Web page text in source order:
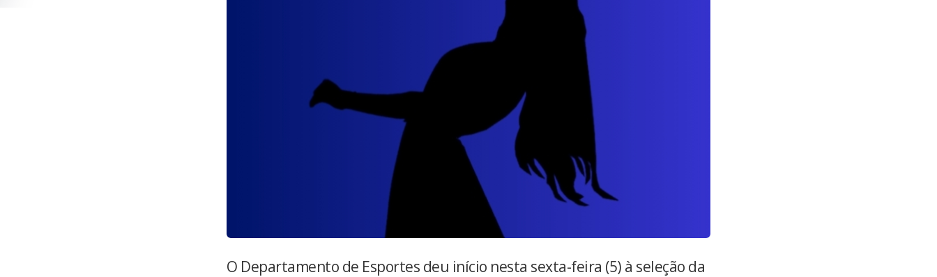
O Departamento de Esportes deu início nesta sexta-feira (5) à seleção da